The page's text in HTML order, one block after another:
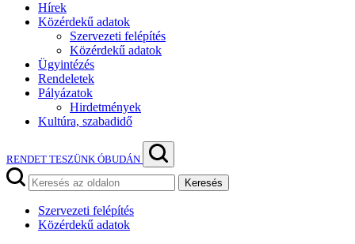
Hírek
Közérdekű adatok
Szervezeti felépítés
Közérdekű adatok
Ügyintézés
Rendeletek
Pályázatok
Hirdetmények
Kultúra, szabadidő
RENDET TESZÜNK ÓBUDÁN
Keresés
Szervezeti felépítés
Közérdekű adatok